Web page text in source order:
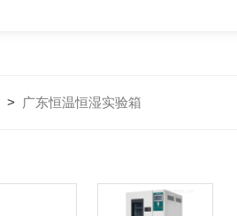
> 广东恒温恒湿实验箱